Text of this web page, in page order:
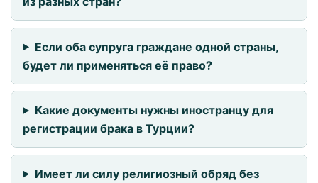
Если оба супруга граждане одной страны,
будет ли применяться её право?
Какие документы нужны иностранцу для
регистрации брака в Турции?
Имеет ли силу религиозный обряд без